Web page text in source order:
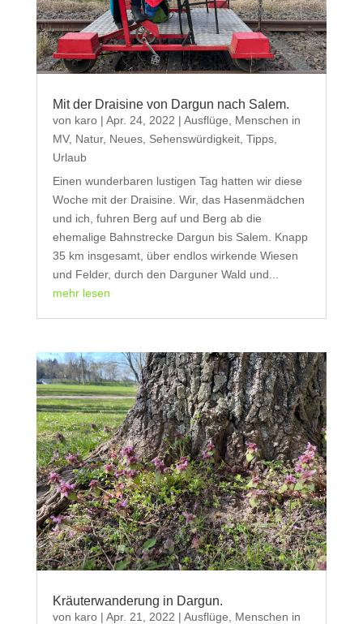
Mit der Draisine von Dargun nach Salem.
von karo| Apr. 24, 2022 | Ausflüge
Menschen in
MV, Natur, Neues, Sehenswürdigkeit, Tipps,
Urlaub
Einen wunderbaren lustigen Tag hatten wir diese
Woche mit der Draisine. Wir, das Hasenmädchen
und ich, fuhren Berg auf und Berg ab die
ehemalige Bahnstrecke Dargun bis Salem. Knapp
35 km insgesamt, über endlos wirkende Wiesen
und Felder, durch den Darguner Wald und...
mehr lesen
Kräuterwanderung in Dargun.
von karo| Apr. 21, 2022 | Ausflüge
Menschen in